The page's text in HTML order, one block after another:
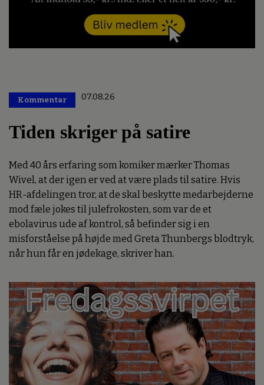
Kommentar 07.08.26
Tiden skriger på satire
Med 40 års erfaring som komiker mærker Thomas
Wivel, at der igen er ved at være plads til satire. Hvis
HR-afdelingen tror, at de skal beskytte medarbejderne
mod fæle jokes til julefrokosten, som var de et
ebolavirus ude af kontrol, så befinder sig i en
misforståelse på højde med Greta Thunbergs blodtryk,
når hun får en jødekage, skriver han.